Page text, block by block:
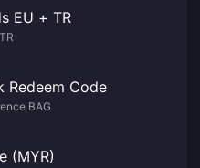
EU + TR
Redeem Code
BAG
(MYR)